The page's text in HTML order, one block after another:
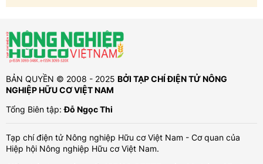
BẢN QUYỀN © 2008 - 2025 BỞI TẠP CHÍ ĐIỆN TỬ NÔNG
NGHIỆP HỮU CƠ VIỆT NAM
Tổng Biên tập:Đỗ Ngọc Thi
Tạp chí điện tử Nông nghiệp Hữu cơ Việt Nam - Cơ quan của
Hiệp hội Nông nghiệp Hữu cơ Việt Nam.